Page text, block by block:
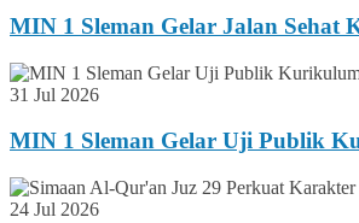
MIN 1 Sleman Gelar Jalan Sehat
31 Jul 2026
MIN 1 Sleman Gelar Uji Publik
24 Jul 2026